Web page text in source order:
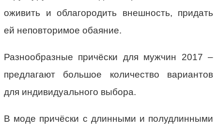
оживить и облагородить внешность, придать
ей неповторимое обаяние.
Разнообразные причёски для мужчин 2017 –
предлагают большое количество вариантов
для индивидуального выбора.
В моде причёски с длинными и полудлинными